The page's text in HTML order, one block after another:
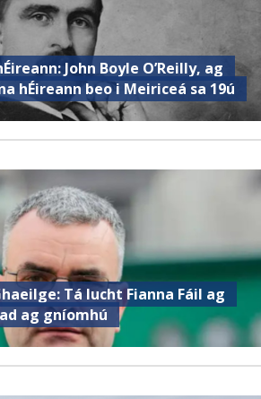
John Boyle O’Reilly, ag
hÉireann beo i Meiriceá sa 19ú
Tá lucht Fianna Fáil ag
ag gníomhú